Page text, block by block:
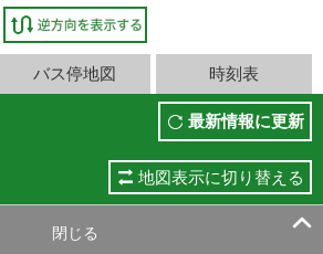
バス停地図 時刻表
最新情報に更新
地図表示に切り替える
閉じる 